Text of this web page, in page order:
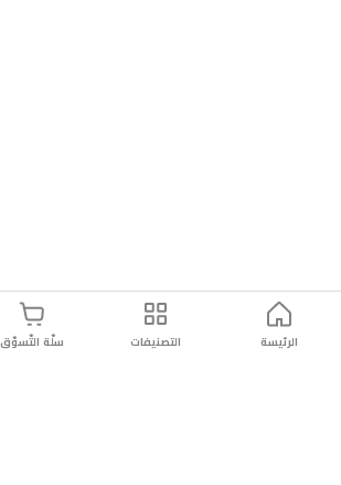
الرئيسة التصنيفات سلّة التّسوّق